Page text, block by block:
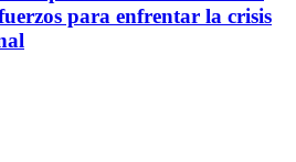
para enfrentar la crisis